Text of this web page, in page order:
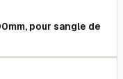
pour sangle de